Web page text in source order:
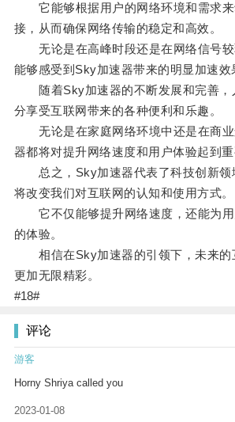
它能够根据用户的网络环境和需求来
接，从而确保网络传输的稳定和高效。
无论是在高峰时段还是在网络信号较
能够感受到Sky加速器带来的明显加速效
随着Sky加速器的不断发展和完善，
分享受互联网带来的各种便利和乐趣。
无论是在家庭网络环境中还是在商业
器都将对提升网络速度和用户体验起到重
总之，Sky加速器代表了科技创新领
将改变我们对互联网的认知和使用方式。
它不仅能够提升网络速度，还能为用
的体验。
相信在Sky加速器的引领下，未来的
更加无限精彩。
#18#
评论
游客
Horny Shriya called you
2023-01-08